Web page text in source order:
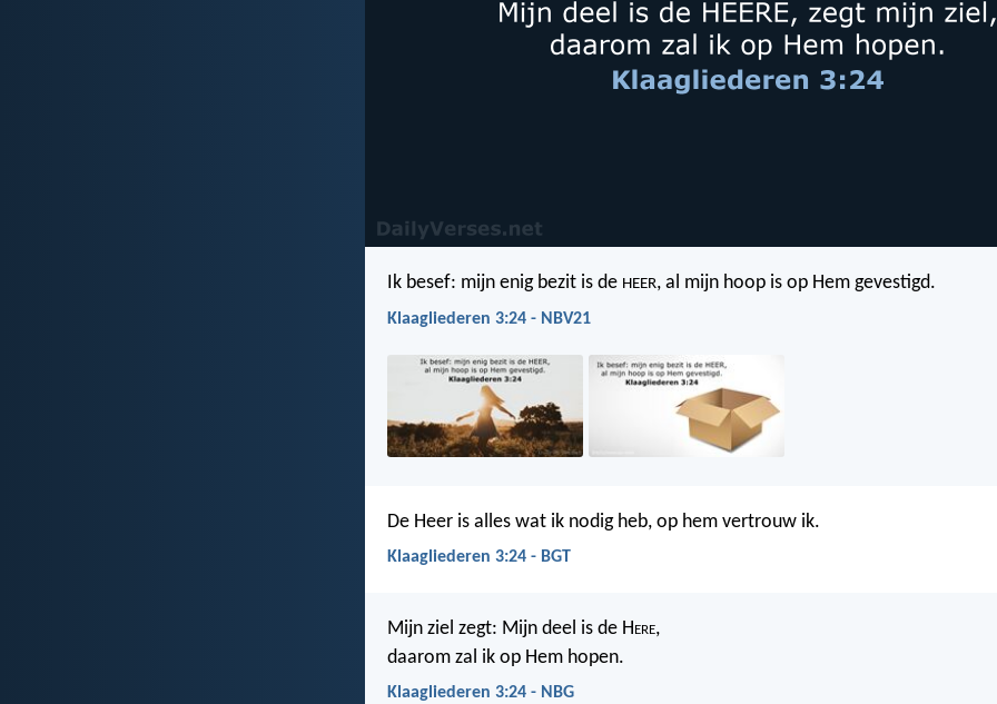
Ik besef: mijn enig bezit is de HEER, al mijn hoop is op Hem gevestigd.
Klaagliederen 3:24 - NBV21
De Heer is alles wat ik nodig heb, op hem vertrouw ik.
Klaagliederen 3:24 - BGT
Mijn ziel zegt: Mijn deel is de Here,
daarom zal ik op Hem hopen.
Klaagliederen 3:24 - NBG